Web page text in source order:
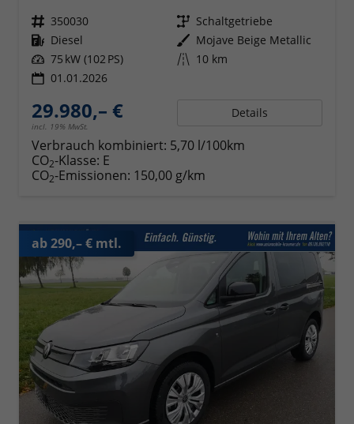
Fahrzeugnr. 350030 Getriebe Schaltgetriebe
Kraftstoff Diesel Außenfarbe Mojave Beige Metallic
Leistung 75 kW (102 PS) Kilometerstand 10 km
01.01.2026
29.980,– €
incl. 19% MwSt.
Details
Verbrauch kombiniert: 5,70 l/100km
CO2-Klasse: E
CO2-Emissionen: 150,00 g/km
ab 290,– € mtl.